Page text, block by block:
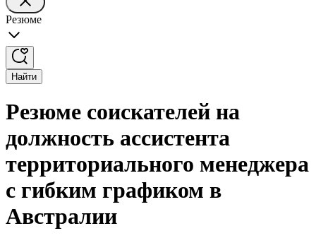
Резюме
Найти
Резюме соискателей на
должность ассистента
территориального менеджера
с гибким графиком в
Австралии